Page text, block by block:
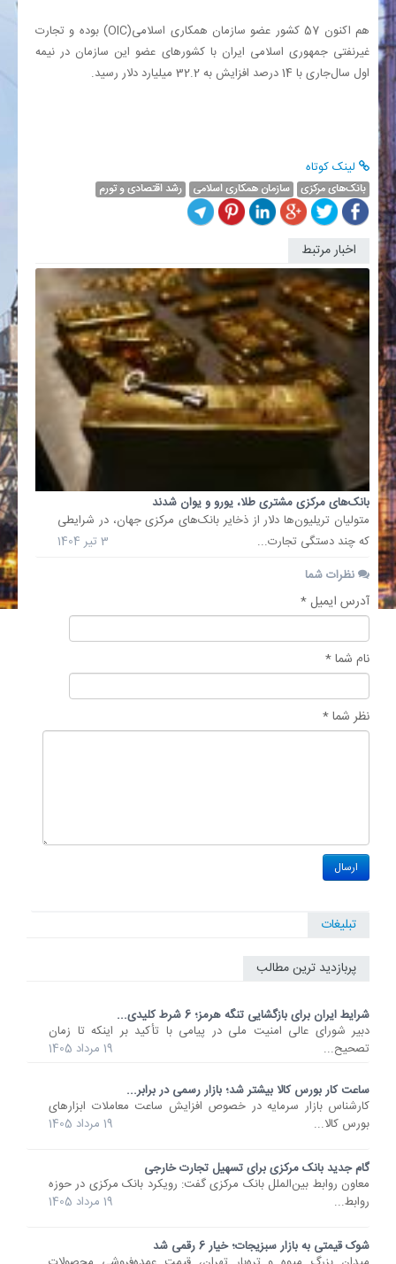
هم اکنون 57 کشور عضو سازمان همکاری اسلامی( OIC) بوده و تجارت
غیرنفتی جمهوری اسلامی ایران با کشورهای عضو این سازمان در نیمه
اول سال‌جاری با 14 درصد افزایش به 32.2 میلیارد دلار رسید.
لینک کوتاه
بانک‌های مرکزی سازمان همکاری‌ اسلامی رشد اقتصادی و تورم
اخبار مرتبط
بانک‌های مرکزی مشتری طلا، یورو و یوان شدند
متولیان تریلیون‌ها دلار از ذخایر بانک‌های مرکزی جهان، در شرایطی
که چند دستگی تجارت...
3 تیر 1404
نظرات شما
آدرس ایمیل *
نام شما *
نظر شما *
تبلیغات
پربازدید ترین مطالب
شرایط ایران برای بازگشایی تنگه هرمز؛ 6 شرط کلیدی...
دبیر شورای عالی امنیت ملی در پیامی با تأکید بر اینکه تا زمان
تصحیح...
19 مرداد 1405
ساعت کار بورس کالا بیشتر شد؛ بازار رسمی در برابر...
کارشناس بازار سرمایه در خصوص افزایش ساعت معاملات ابزارهای
بورس کالا...
19 مرداد 1405
گام جدید بانک مرکزی برای تسهیل تجارت خارجی
معاون روابط بین‌الملل بانک مرکزی گفت: رویکرد بانک مرکزی در حوزه
روابط...
19 مرداد 1405
شوک قیمتی به بازار سبزیجات؛ خیار 6 رقمی شد